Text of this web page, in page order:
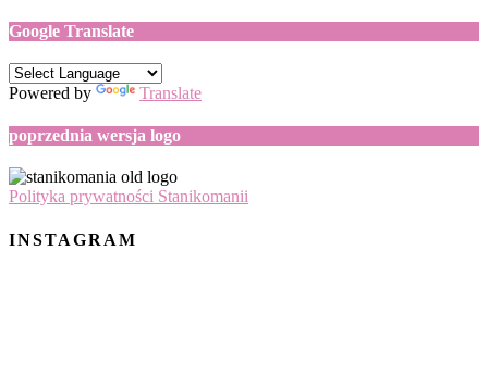
Google Translate
Powered by Translate
poprzednia wersja logo
Polityka prywatności Stanikomanii
INSTAGRAM